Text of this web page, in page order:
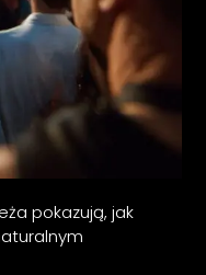
pokazują, jak